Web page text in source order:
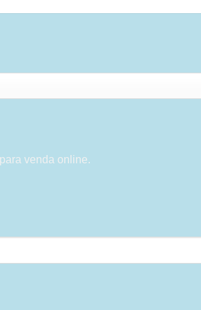
venda online.